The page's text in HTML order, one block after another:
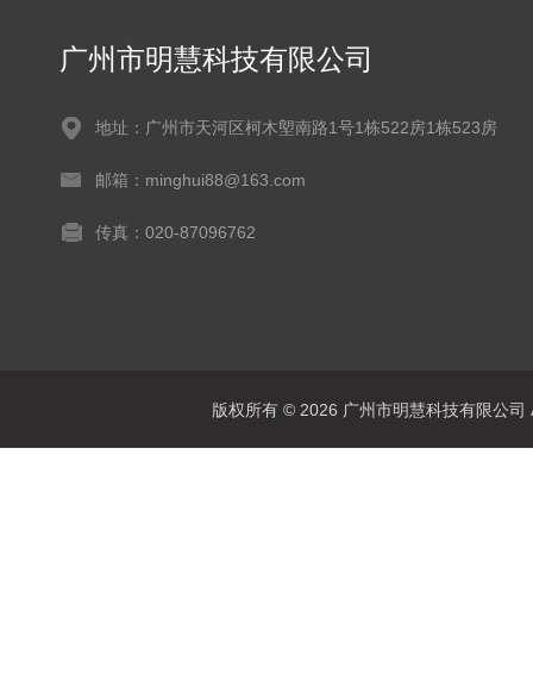
广州市明慧科技有限公司
地址：广州市天河区柯木塱南路1号1栋522房1栋523房
邮箱：minghui88@163.com
传真：020-87096762
版权所有 © 2026 广州市明慧科技有限